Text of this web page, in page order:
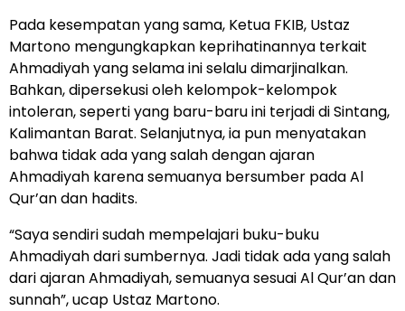
Pada kesempatan yang sama, Ketua FKIB, Ustaz
Martono mengungkapkan keprihatinannya terkait
Ahmadiyah yang selama ini selalu dimarjinalkan.
Bahkan, dipersekusi oleh kelompok-kelompok
intoleran, seperti yang baru-baru ini terjadi di Sintang,
Kalimantan Barat. Selanjutnya, ia pun menyatakan
bahwa tidak ada yang salah dengan ajaran
Ahmadiyah karena semuanya bersumber pada Al
Qur’an dan hadits.
“Saya sendiri sudah mempelajari buku-buku
Ahmadiyah dari sumbernya. Jadi tidak ada yang salah
dari ajaran Ahmadiyah, semuanya sesuai Al Qur’an dan
sunnah”, ucap Ustaz Martono.